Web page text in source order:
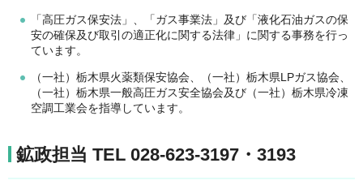
「高圧ガス保安法」、「ガス事業法」及び「液化石油ガスの保
安の確保及び取引の適正化に関する法律」に関する事務を行っ
ています。
（一社）栃木県火薬類保安協会、（一社）栃木県LPガス協会、
（一社）栃木県一般高圧ガス安全協会及び（一社）栃木県冷凍
空調工業会を指導しています。
鉱政担当 TEL 028-623-3197・3193